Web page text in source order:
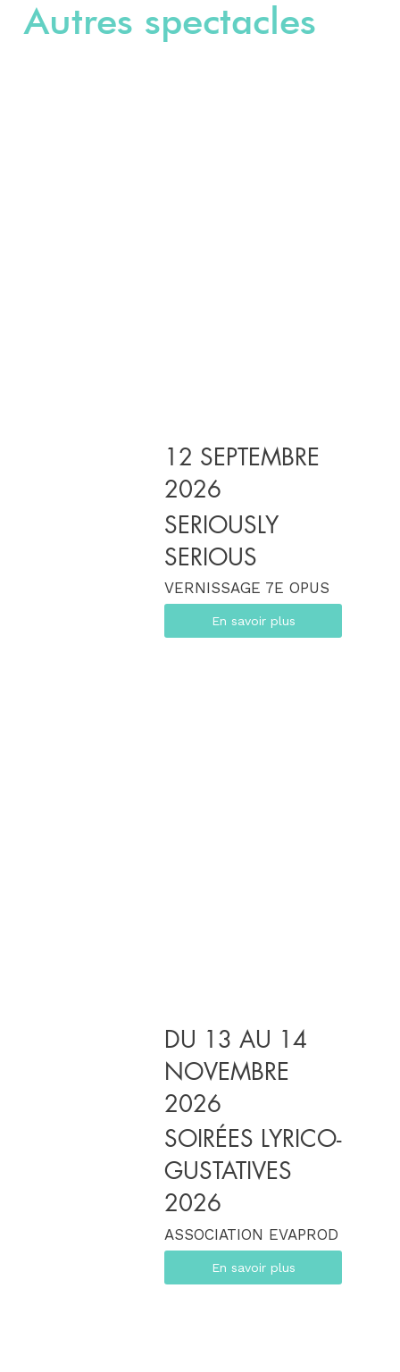
Autres spectacles
12 SEPTEMBRE
2026
SERIOUSLY
SERIOUS
VERNISSAGE 7E OPUS
En savoir plus
DU 13 AU 14
NOVEMBRE
2026
SOIRÉES LYRICO-
GUSTATIVES
2026
ASSOCIATION EVAPROD
En savoir plus